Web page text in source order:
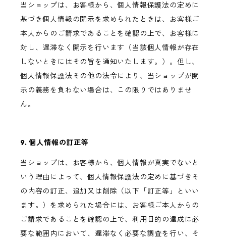
当ショップは、お客様から、個人情報保護法の定めに
基づき個人情報の開示を求められたときは、お客様ご
本人からのご請求であることを確認の上で、お客様に
対し、遅滞なく開示を行います（当該個人情報が存在
しないときにはその旨を通知いたします。）。但し、
個人情報保護法その他の法令により、当ショップが開
示の義務を負わない場合は、この限りではありませ
ん。
9. 個人情報の訂正等
当ショップは、お客様から、個人情報が真実でないと
いう理由によって、個人情報保護法の定めに基づきそ
の内容の訂正、追加又は削除（以下「訂正等」といい
ます。）を求められた場合には、お客様ご本人からの
ご請求であることを確認の上で、利用目的の達成に必
要な範囲内において、遅滞なく必要な調査を行い、そ